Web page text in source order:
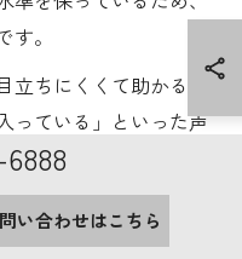
。
ちにくくて助かる」
っている」といった声
ています。特にメンテ
落ち着いたデザインを
。
い合わせはこちら